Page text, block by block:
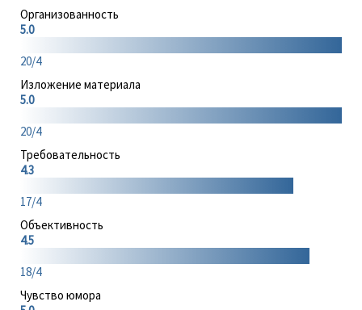
Организованность
5.0
20/4
Изложение материала
5.0
20/4
Требовательность
4.3
17/4
Объективность
4.5
18/4
Чувство юмора